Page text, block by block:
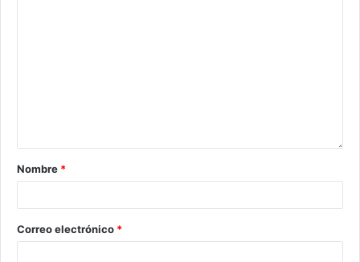
Nombre *
Correo electrónico *